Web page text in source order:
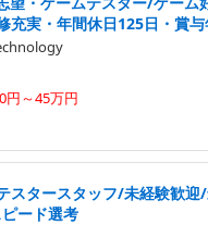
充実・年間休日125日・賞与
円～45万円
スタースタッフ/未経験歓迎
ード選考